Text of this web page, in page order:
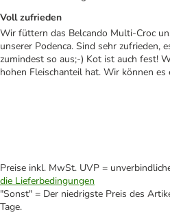
Voll zufrieden
Wir füttern das Belcando Multi-Croc
unserer Podenca. Sind sehr zufrieden,
zumindest so aus;-) Kot ist auch fest!
hohen Fleischanteil hat. Wir können es
Preise inkl. MwSt. UVP =
die Lieferbedingungen
"Sonst" = Der niedrigste Preis des
Tage.